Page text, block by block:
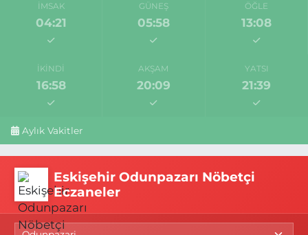
İMSAK
04:21
GÜNEŞ
05:58
ÖĞLE
13:08
İKINDI
16:58
AKŞAM
20:09
YATSI
21:39
Aylık Vakitler
Eskişehir Odunpazarı Nöbetçi
Eczaneler